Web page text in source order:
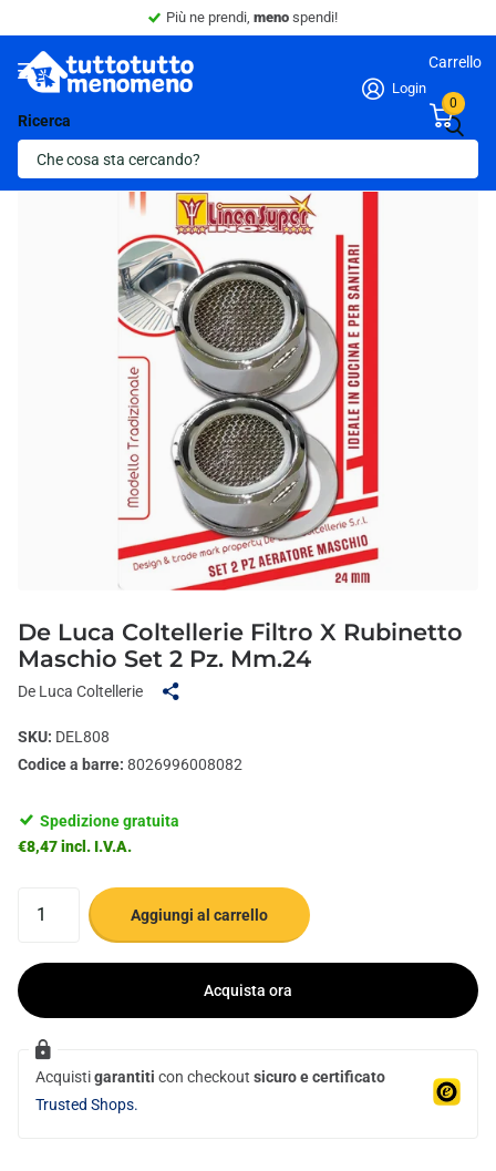
Più ne prendi, meno spendi!
Ricerca
Login
Carrello
0
De Luca Coltellerie Filtro X Rubinetto
Maschio Set 2 Pz. Mm.24
De Luca Coltellerie
SKU: DEL808
Codice a barre: 8026996008082
Spedizione gratuita
€8,47 incl. I.V.A.
Aggiungi al carrello
Acquista ora
Acquistigarantiti con checkout sicuro e certificato
Trusted Shops.